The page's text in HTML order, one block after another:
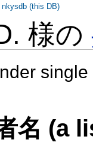
様の
名 (a
nkysdb (this DB)